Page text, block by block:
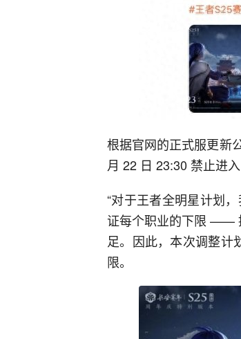
根据官网的正式服更新
月 22 日 23:30 禁止进
“对于王者全明星计划
证每个职业的下限 ——
足。因此，本次调整计
限。